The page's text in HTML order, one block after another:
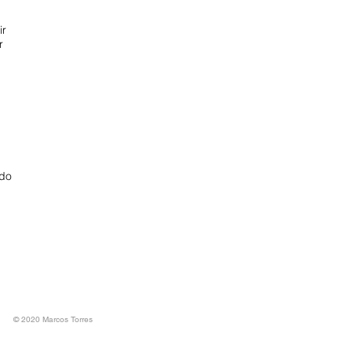
© 2020 Marcos Torres